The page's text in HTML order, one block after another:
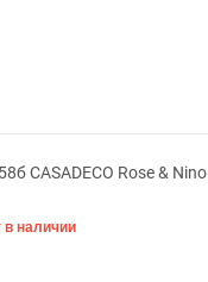
CASADECO Rose & Nino
в наличии